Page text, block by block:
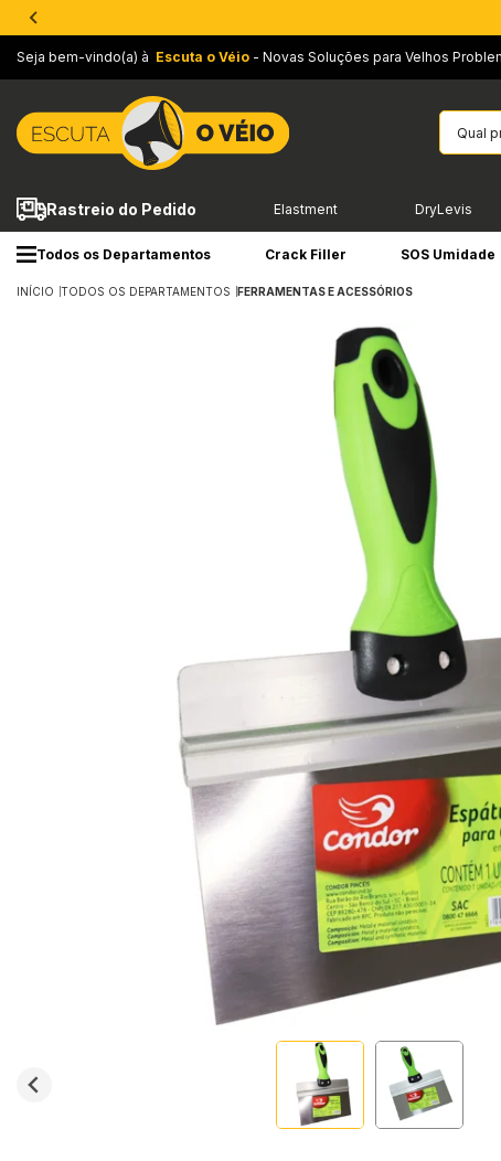
Seja bem-vindo(a) à Escuta o Véio - Novas Soluções para Velhos
Rastreio do Pedido Elastment DryLevis
Todos os Departamentos Crack Filler SOS Umidade
INÍCIO TODOS OS DEPARTAMENTOS FERRAMENTAS E ACESSÓRIOS